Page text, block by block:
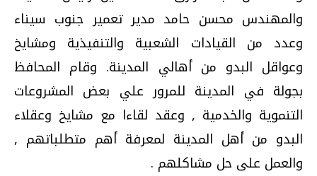
والمهندس محسن حامد مدير تعمير جنوب سيناء
وعدد من القيادات الشعبية والتنفيذية ومشايخ
وعواقل البدو من أهالي المدينة. وقام المحافظ
بجولة في المدينة للمرور علي بعض المشروعات
التنموية والخدمية , وعقد لقاءا مع مشايخ وعقلاء
البدو من أهل المدينة لمعرفة أهم متطلباتهم ,
والعمل على حل مشاكلهم .